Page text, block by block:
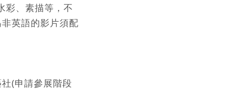
、素描等，不
英語的影片須配
(申請參展階段